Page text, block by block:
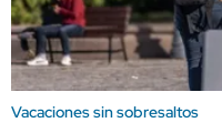
Vacaciones sin sobresaltos